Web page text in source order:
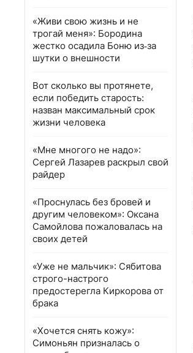
«Живи свою жизнь и не
трогай меня»: Бородина
жестко осадила Боню из‑за
шутки о внешности
Вот сколько вы протянете,
если победить старость:
назван максимальный срок
жизни человека
«Мне многого не надо»:
Сергей Лазарев раскрыл свой
райдер
«Проснулась без бровей и
другим человеком»: Оксана
Самойлова пожаловалась на
своих детей
«Уже не мальчик»: Сябитова
строго-настрого
предостерегла Киркорова от
брака
«Хочется снять кожу»:
Симоньян призналась о